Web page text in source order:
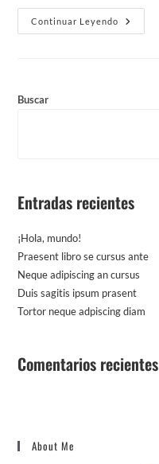
Continuar Leyendo
¡Hola,
Mundo!
Buscar
Entradas recientes
¡Hola, mundo!
Praesent libro se cursus ante
Neque adipiscing an cursus
Duis sagitis ipsum prasent
Tortor neque adpiscing diam
Comentarios recientes
About Me